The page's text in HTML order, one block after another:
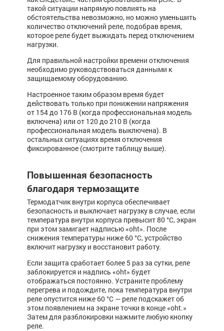
такой ситуации напрямую повлиять на
обстоятельства невозможно, но можно уменьшить
количество отключений реле, подобрав время,
которое реле будет выжидать перед отключением
нагрузки.
Для правильной настройки времени отключения
необходимо руководствоваться данными к
защищаемому оборудованию.
Настроенное таким образом время будет
действовать только при понижении напряжения
от 154 до 176 В (когда профессиональная модель
включена) или от 120 до 210 В (когда
профессиональная модель выключена). В
остальных ситуациях время отключения
фиксированное (смотрите таблицу выше).
Повышенная безопасность
благодаря термозащите
Термодатчик внутри корпуса обеспечивает
безопасность и выключает нагрузку в случае, если
температура внутри корпуса превысит 80 °С, экран
при этом замигает надписью «oht». После
снижения температуры ниже 60 °С, устройство
включит нагрузку и восстановит работу.
Если за­щита сра­­бо­та­ет более 5 раз за сутки, реле
заблокируется и надпись «oht» будет
отображаться постоянно. Устраните проблему
перегрева и подождите, пока температура внутри
реле опустится ниже 60 °С — реле подскажет об
этом появлением на экране точки в конце «oht.»
Затем для разблокировки нажмите любую кнопку
реле.